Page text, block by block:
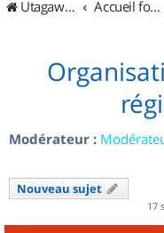
UtagawaVTT (Randos VTT et VTTAE avec traces GPS)
Accueil forum
Modérateur :
Nouveau sujet
17